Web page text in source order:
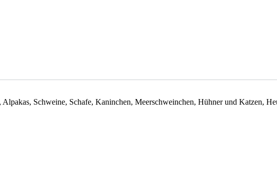
Schweine, Schafe, Kaninchen, Meerschweinchen, Hühner und Katzen,